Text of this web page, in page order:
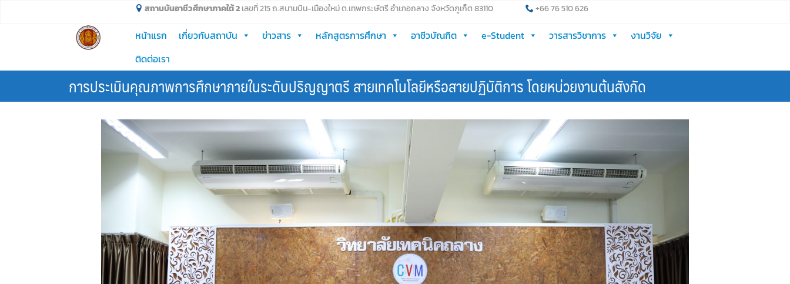
สถานบันอาชีวศึกษาภาคใต้ 2เลขที่ 215 ถ.สนามบิน-เมืองใหม่ ต.เทพกระษัตรี อำเภอถลาง จังหวัดภูเก็ต 83110 +66 76 510 626
หน้าแรก เกี่ยวกับสถาบัน ข่าวสาร หลักสูตรการศึกษา อาชีวบัณฑิต e-Student วารสารวิชาการ
งานวิจัย
ติดต่อเรา
การประเมินคุณภาพการศึกษาภายในระดับปริญญาตรี สายเทคโนโลยีหรือสายปฏิบัติการ โดยหน่วยงานต้นสังกัด